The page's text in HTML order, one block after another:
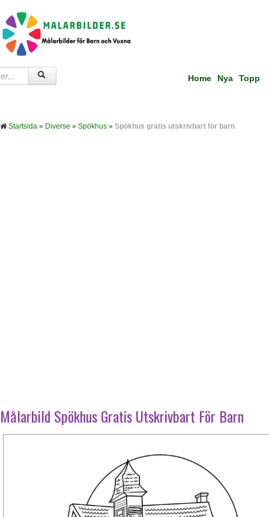
Home Nya Topp
Startsida » Diverse » Spökhus » Spökhus gratis utskrivbart för barn
Målarbild Spökhus Gratis Utskrivbart För Barn